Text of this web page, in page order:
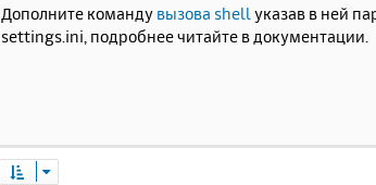
о
б
Дополните команду вызова shellуказав в ней
settings.ini, подробнее читайте в документации.